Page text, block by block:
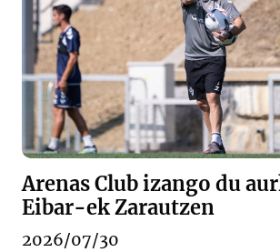
Arenas Club izango du
Eibar-ek Zarautzen
2026/07/30